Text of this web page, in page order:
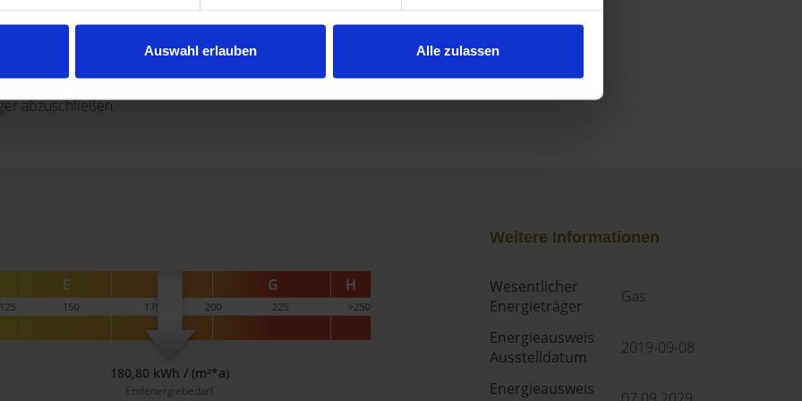
Auswahl erlauben Alle zulassen
260,00 EUR.
zzgl. Kosten für Kaltwasser und Heizung. Der Wasser-
abzuschließen.
180,80 kWh / (m²*a)
Endenergiebedarf
Weitere Informationen
Wesentlicher
Energieträger
Gas
Energieausweis
Ausstelldatum
2019-09-08
Energieausweis